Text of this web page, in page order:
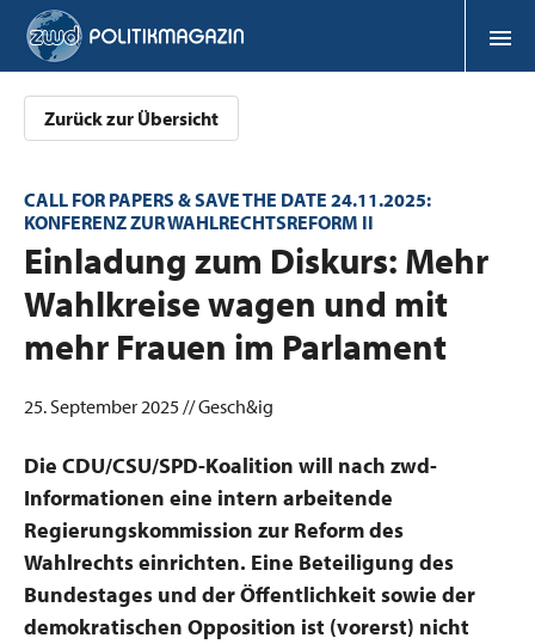
Zurück zur Übersicht
CALL FOR PAPERS & SAVE THE DATE 24.11.2025:
KONFERENZ ZUR WAHLRECHTSREFORM II
:Einladung zum Diskurs: Mehr
Wahlkreise wagen und mit
mehr Frauen im Parlament
25. September 2025 // Gesch&ig
Die CDU/CSU/SPD-Koalition will nach zwd-
Informationen eine intern arbeitende
Regierungskommission zur Reform des
Wahlrechts einrichten. Eine Beteiligung des
Bundestages und der Öffentlichkeit sowie der
demokratischen Opposition ist (vorerst) nicht